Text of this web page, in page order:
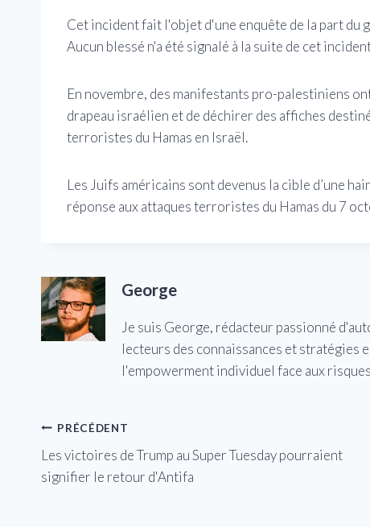
Cet incident fait l'objet d'une enquête de la part du
Aucun blessé n'a été signalé à la suite de cet
En novembre, des manifestants pro-palestiniens
drapeau israélien et de déchirer des affiches
terroristes du Hamas en Israël.
Les Juifs américains sont devenus la cible d’une
réponse aux attaques terroristes du Hamas du 7
George
Je suis George, rédacteur passionné
lecteurs des connaissances et
l'empowerment individuel face aux
Navigation
de
PRÉCÉDENT
Les victoires de Trump au Super Tuesday pourraient
signifier le retour d'Antifa